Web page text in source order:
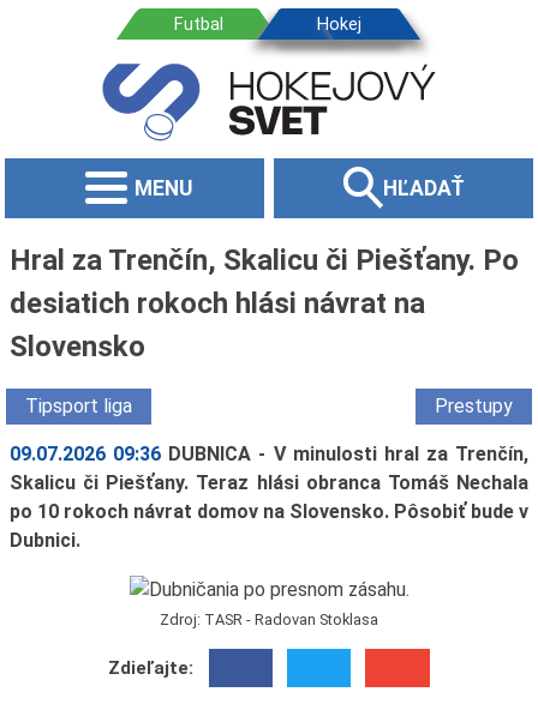
MENU HĽADAŤ
Hral za Trenčín, Skalicu či Piešťany. Po
desiatich rokoch hlási návrat na
Slovensko
Tipsport liga Prestupy
09.07.2026 09:36 DUBNICA - V minulosti hral za Trenčín,
Skalicu či Piešťany. Teraz hlási obranca Tomáš Nechala
po 10 rokoch návrat domov na Slovensko. Pôsobiť bude v
Dubnici.
Zdroj: TASR - Radovan Stoklasa
Zdieľajte: